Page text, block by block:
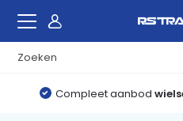
Compleet aanbod